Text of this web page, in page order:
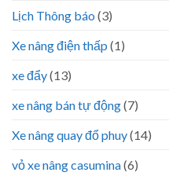
Lịch Thông báo (3)
Xe nâng điện thấp (1)
xe đẩy(13)
xe nâng bán tự động(7)
Xe nâng quay đổ phuy(14)
vỏ xe nâng casumina(6)